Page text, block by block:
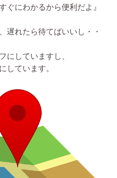
ぐにわかるから便利だよ』
遅れたら待てばいいし・・
にしていますし、
しています。